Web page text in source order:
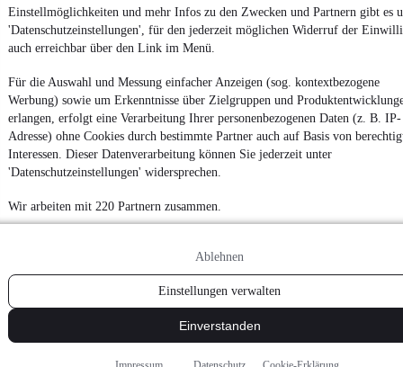
Einstellmöglichkeiten und mehr Infos zu den Zwecken und Partnern gibt es
'Datenschutzeinstellungen', für den jederzeit möglichen Widerruf der
auch erreichbar über den Link im Menü.
Für die Auswahl und Messung einfacher Anzeigen (sog. kontextbezogene
Werbung) sowie um Erkenntnisse über Zielgruppen und
erlangen, erfolgt eine Verarbeitung Ihrer personenbezogenen Daten (z. B. IP-
Adresse) ohne Cookies durch bestimmte Partner auch auf Basis von
Interessen. Dieser Datenverarbeitung können Sie jederzeit unter
'Datenschutzeinstellungen' widersprechen.
Wir arbeiten mit 220 Partnern zusammen.
Ablehnen
Einstellungen verwalten
Einverstanden